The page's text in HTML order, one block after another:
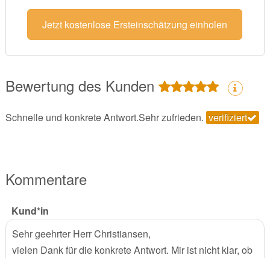
Jetzt kostenlose Ersteinschätzung einholen
Bewertung des Kunden
Schnelle und konkrete Antwort.Sehr zufrieden. verifiziert
Kommentare
Kund*in
Sehr geehrter Herr Christiansen,
vielen Dank für die konkrete Antwort. Mir ist nicht klar, ob